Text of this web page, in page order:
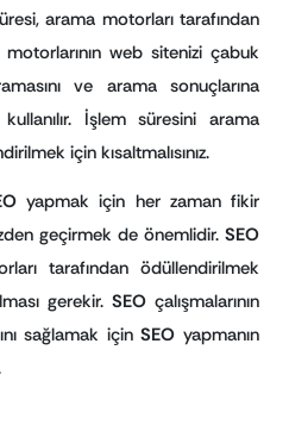
arama motorları tarafından
web sitenizi çabuk
ve arama sonuçlarına
İşlem süresini arama
için kısaltmalısınız.
yapmak için her zaman fikir
geçirmek de önemlidir. SEO
tarafından ödüllendirilmek
gerekir. SEO çalışmalarının
sağlamak içinSEO yapmanın